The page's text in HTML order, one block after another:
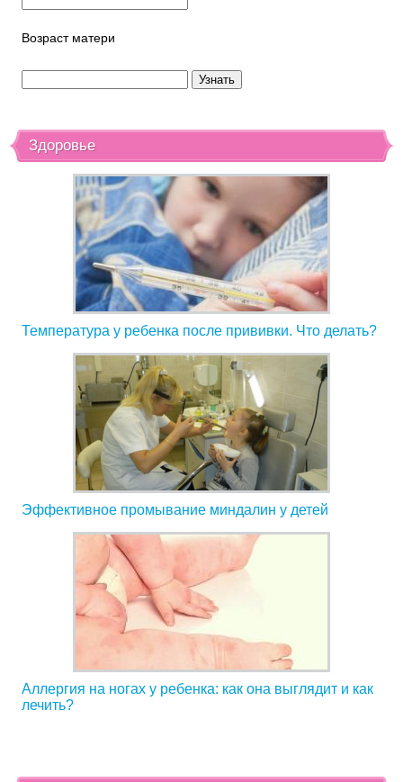
Возраст матери
Здоровье
Температура у ребенка после прививки. Что делать?
Эффективное промывание миндалин у детей
Аллергия на ногах у ребенка: как она выглядит и как
лечить?